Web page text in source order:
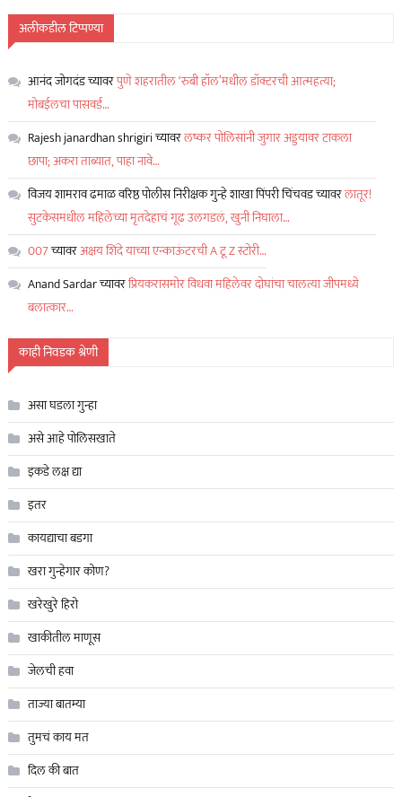
अलीकडील टिप्पण्या
आनंद जोगदंडच्यावरपुणे शहरातील ‘रुबी हॉल’मधील डॉक्टरची आत्महत्या;
मोबईलचा पासवर्ड…
Rajesh janardhan shrigiriच्यावरलष्कर पोलिसांनी जुगार अड्डयावर टाकला
छापा; अकरा ताब्यात, पाहा नावे…
विजय शामराव ढमाळ वरिष्ठ पोलीस निरीक्षक गुन्हे शाखा पिंपरी चिंचवडच्यावरलातूर!
सुटकेसमधील महिलेच्या मृतदेहाचं गूढ उलगडलं, खुनी निघाला…
007च्यावरअक्षय शिंदे याच्या एन्काऊंटरची A टू Z स्टोरी…
Anand Sardarच्यावरप्रियकरासमोर विधवा महिलेवर दोघांचा चालत्या जीपमध्ये
बलात्कार…
काही निवडक श्रेणी
असा घडला गुन्हा
असे आहे पोलिसखाते
इकडे लक्ष द्या
इतर
कायद्याचा बडगा
खरा गुन्हेगार कोण?
खरेखुरे हिरो
खाकीतील माणूस
जेलची हवा
ताज्या बातम्या
तुमचं काय मत
दिल की बात